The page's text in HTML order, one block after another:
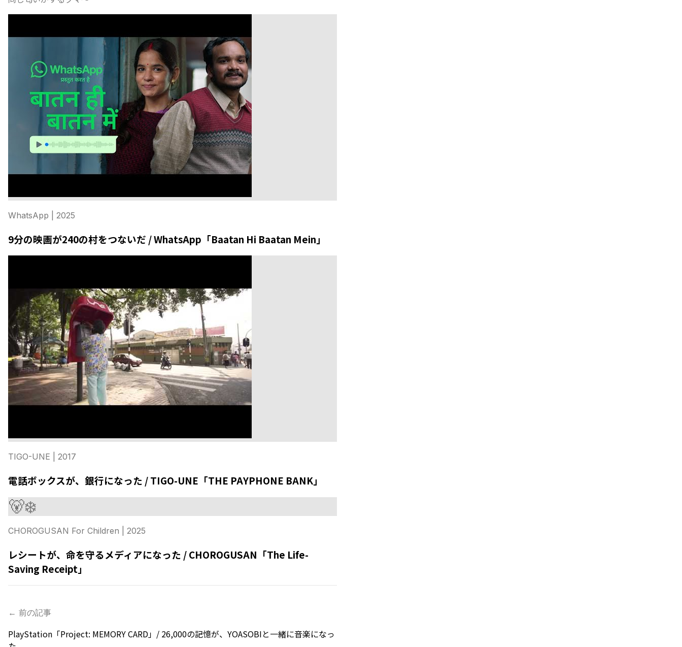
WhatsApp | 2025
9分の映画が240の村をつないだ / WhatsApp「Baatan Hi Baatan Mein」
TIGO-UNE | 2017
電話ボックスが、銀行になった / TIGO-UNE「THE PAYPHONE BANK」
🐻‍❄️
CHOROGUSAN For Children | 2025
レシートが、命を守るメディアになった / CHOROGUSAN「The Life-
Saving Receipt」
← 前の記事
PlayStation「Project: MEMORY CARD」/ 26,000の記憶が、YOASOBIと一緒に音楽になっ